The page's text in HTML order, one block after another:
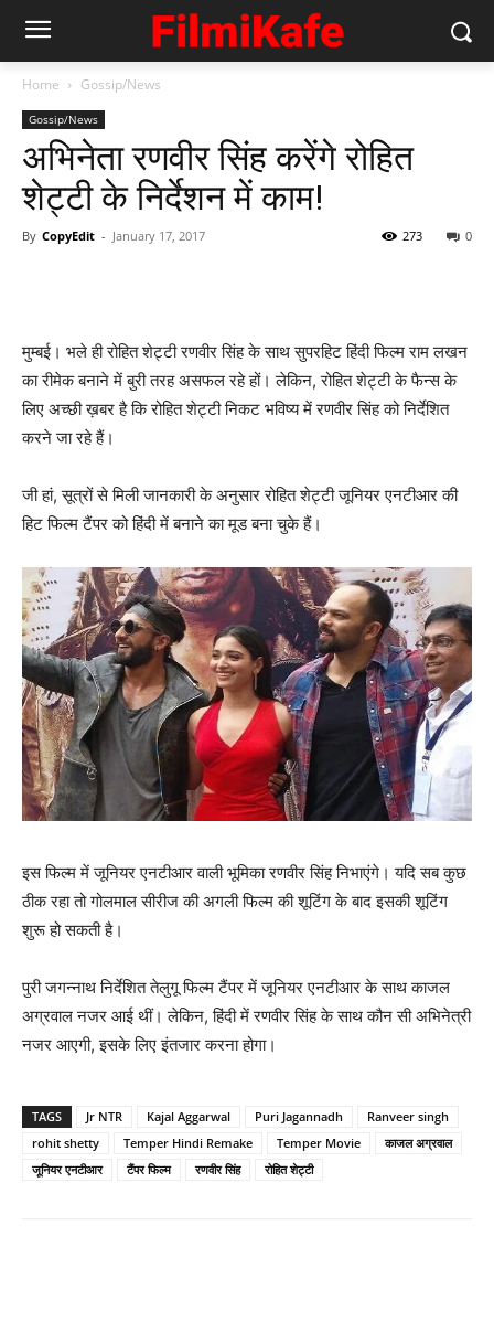
Home Gossip/News
Gossip/News
अभिनेता रणवीर सिंह करेंगे रोहित
शेट्टी के निर्देशन में काम!
By CopyEdit - January 17, 2017 0
273
मुम्‍बई। भले ही रोहित शेट्टी रणवीर सिंह के साथ सुपरहिट हिंदी फिल्‍म राम लखन
का रीमेक बनाने में बुरी तरह असफल रहे हों। लेकिन, रोहित शेट्टी के फैन्‍स के
लिए अच्‍छी ख़बर है कि रोहित शेट्टी निकट भविष्‍य में रणवीर सिंह को निर्देशित
करने जा रहे हैं।
जी हां, सूत्रों से मिली जानकारी के अनुसार रोहित शेट्टी जूनियर एनटीआर की
हिट फिल्‍म टैंपर को हिंदी में बनाने का मूड बना चुके हैं।
इस फिल्‍म में जूनियर एनटीआर वाली भूमिका रणवीर सिंह निभाएंगे। यदि सब कुछ
ठीक रहा तो गोलमाल सीरीज की अगली फिल्‍म की शूटिंग के बाद इसकी शूटिंग
शुरू हो सकती है।
पुरी जगन्‍नाथ निर्देशित तेलुगू फिल्‍म टैंपर में जूनियर एनटीआर के साथ काजल
अग्रवाल नजर आई थीं। लेकिन, हिंदी में रणवीर सिंह के साथ कौन सी अभिनेत्री
नजर आएगी, इसके लिए इंतजार करना होगा।
TAGS Jr NTR Kajal Aggarwal Puri Jagannadh
Ranveer singh
rohit shetty
Temper Hindi Remake Temper Movie
काजल अग्रवाल
जूनियर एनटीआर
टैंपर फिल्‍म रणवीर सिंह रोहित शेट्टी